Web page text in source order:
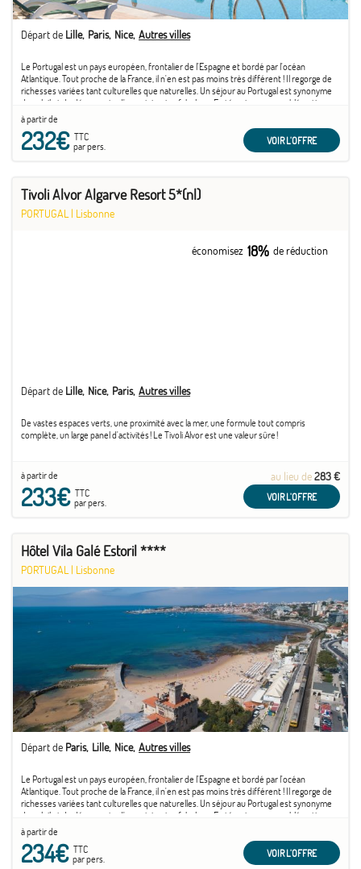
Départ de Lille Paris Nice Autres villes
Le Portugal est un pays européen, frontalier de l'Espagne et bordé par l'océan
Atlantique. Tout proche de la France, il n'en est pas moins très différent ! Il regorge de
richesses variées tant culturelles que naturelles. Un séjour au Portugal est synonyme
de soleil et de découverte d'un patrimoine fabuleux. En témoigne son emblématique
capitale ...
à partir de
232€TTC
par pers.
VOIR L'OFFRE
Tivoli Alvor Algarve Resort 5*(nl)
PORTUGAL | Lisbonne
économisez 18% de réduction
Départ de Lille Nice Paris Autres villes
De vastes espaces verts, une proximité avec la mer, une formule tout compris
complète, un large panel d'activités ! Le Tivoli Alvor est une valeur sûre !
à partir de
233€TTC
par pers.
au lieu de283 €
VOIR L'OFFRE
Hôtel Vila Galé Estoril ****
PORTUGAL | Lisbonne
Départ de Paris Lille Nice Autres villes
Le Portugal est un pays européen, frontalier de l'Espagne et bordé par l'océan
Atlantique. Tout proche de la France, il n'en est pas moins très différent ! Il regorge de
richesses variées tant culturelles que naturelles. Un séjour au Portugal est synonyme
de soleil et de découverte d'un patrimoine fabuleux. En témoigne son emblématique
capitale ...
à partir de
234€TTC
par pers.
VOIR L'OFFRE